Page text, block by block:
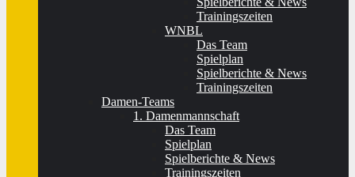
Trainingszeiten
WNBL
Das Team
Spielplan
Spielberichte & News
Trainingszeiten
Damen-Teams
1. Damenmannschaft
Das Team
Spielplan
Spielberichte & News
Trainingszeiten